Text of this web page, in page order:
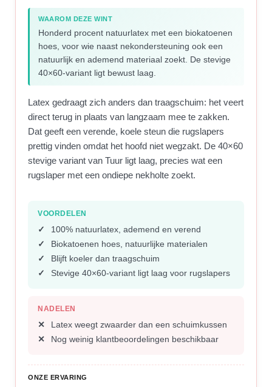
WAAROM DEZE WINT
Honderd procent natuurlatex met een biokatoenen
hoes, voor wie naast nekondersteuning ook een
natuurlijk en ademend materiaal zoekt. De stevige
40×60-variant ligt bewust laag.
Latex gedraagt zich anders dan traagschuim: het veert
direct terug in plaats van langzaam mee te zakken.
Dat geeft een verende, koele steun die rugslapers
prettig vinden omdat het hoofd niet wegzakt. De 40×60
stevige variant van Tuur ligt laag, precies wat een
rugslaper met een ondiepe nekholte zoekt.
VOORDELEN
100% natuurlatex, ademend en verend
Biokatoenen hoes, natuurlijke materialen
Blijft koeler dan traagschuim
Stevige 40×60-variant ligt laag voor rugslapers
NADELEN
Latex weegt zwaarder dan een schuimkussen
Nog weinig klantbeoordelingen beschikbaar
ONZE ERVARING